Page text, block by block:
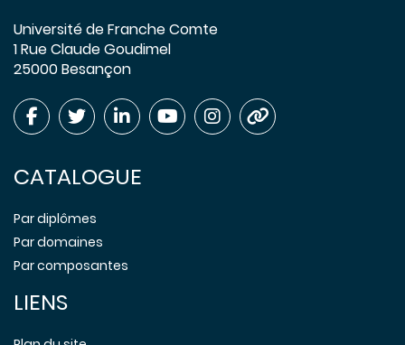
Université de Franche Comte
1 Rue Claude Goudimel
25000 Besançon
CATALOGUE
Par diplômes
Par domaines
Par composantes
LIENS